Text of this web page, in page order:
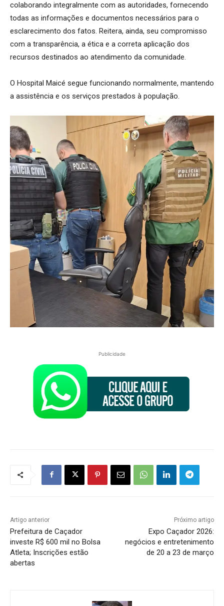
colaborando integralmente com as autoridades, fornecendo
todas as informações e documentos necessários para o
esclarecimento dos fatos. Reitera, ainda, seu compromisso
com a transparência, a ética e a correta aplicação dos
recursos destinados ao atendimento da comunidade.
O Hospital Maicé segue funcionando normalmente, mantendo
a assistência e os serviços prestados à população.
Publicidade
Artigo anterior
Prefeitura de Caçador
investe R$ 600 mil no Bolsa
Atleta; Inscrições estão
abertas
Próximo artigo
Expo Caçador 2026:
negócios e entretenimento
de 20 a 23 de março